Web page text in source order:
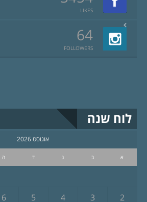
LIKES
64
FOLLOWERS
לוח שנה
אוגוסט 2026
א ב ג ד ה
2
3
4
5
6